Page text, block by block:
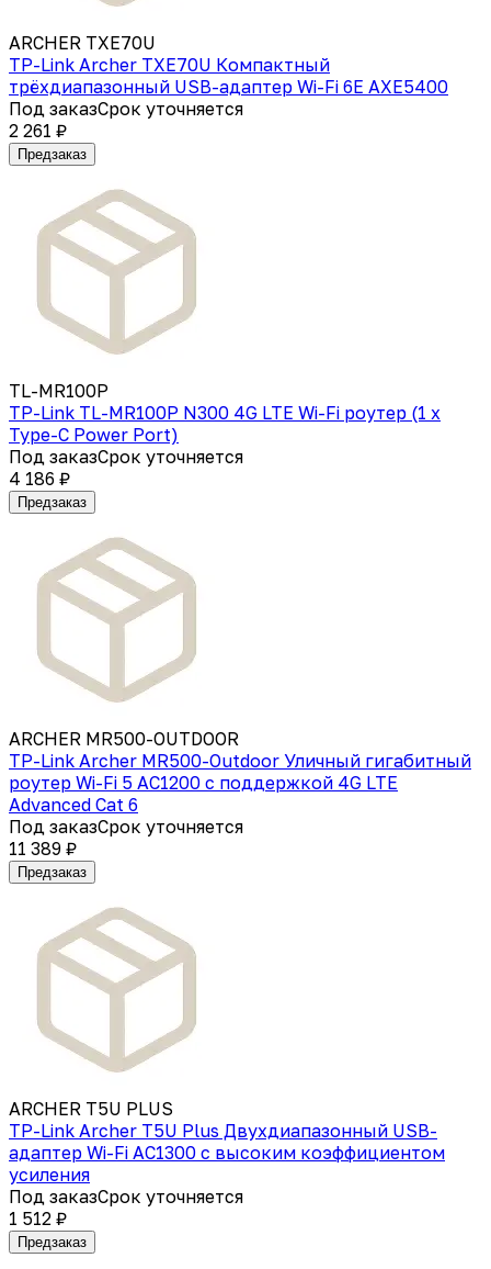
ARCHER TXE70U
TP-Link Archer TXE70U Компактный
трёхдиапазонный USB-адаптер Wi-Fi 6E AXE5400
Под заказСрок уточняется
2 261 ₽
Предзаказ
TL-MR100P
TP-Link TL-MR100P N300 4G LTE Wi-Fi роутер (1 x
Type-C Power Port)
Под заказСрок уточняется
4 186 ₽
Предзаказ
ARCHER MR500-OUTDOOR
TP-Link Archer MR500-Outdoor Уличный гигабитный
роутер Wi-Fi 5 AC1200 с поддержкой 4G LTE
Advanced Cat 6
Под заказСрок уточняется
11 389 ₽
Предзаказ
ARCHER T5U PLUS
TP-Link Archer T5U Plus Двухдиапазонный USB-
адаптер Wi-Fi AC1300 с высоким коэффициентом
усиления
Под заказСрок уточняется
1 512 ₽
Предзаказ